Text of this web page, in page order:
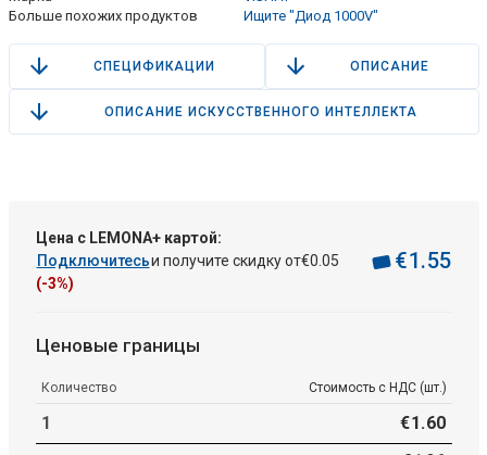
Больше похожих продуктов
Ищите "Диод 1000V"
СПЕЦИФИКАЦИИ ОПИСАНИЕ
ОПИСАНИЕ ИСКУССТВЕННОГО ИНТЕЛЛЕКТА
Цена с LEMONA+ картой:
Подключитесьи получите скидку от€0 05
(-3%)
€1.55
Ценовые границы
Количество Стоимость с НДС (шт.)
1 €1.60